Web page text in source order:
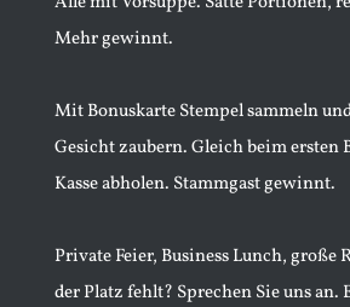
Mehr gewinnt.
Mit Bonuskarte Stempel sammeln
Gesicht zaubern. Gleich beim ersten
Kasse abholen. Stammgast gewinnt.
Private Feier, Business Lunch, große
der Platz fehlt? Sprechen Sie uns an.